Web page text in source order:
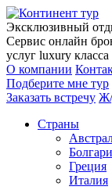
Эксклюзивный
Сервис онлайн
услуг luxury класса
О компании
Подберите мне тур
Заказать встречу Ж/
Страны
Греция
Италия